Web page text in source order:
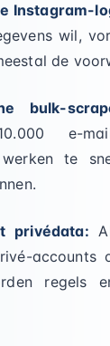
Instagram-
wil,
de
bulk-
e-
werken te
privédata:
accounts
regels